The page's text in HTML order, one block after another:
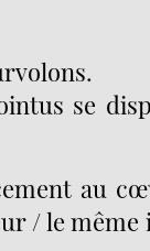
se
au
/ le